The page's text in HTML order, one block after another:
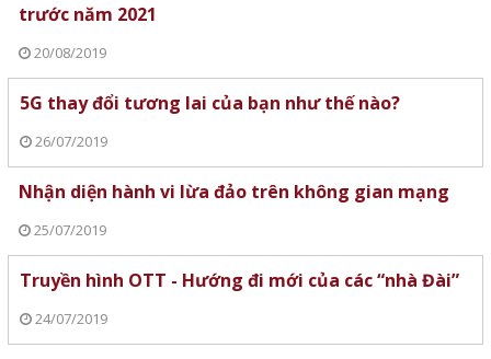
trước năm 2021
20/08/2019
5G thay đổi tương lai của bạn như thế nào?
26/07/2019
Nhận diện hành vi lừa đảo trên không gian mạng
25/07/2019
Truyền hình OTT - Hướng đi mới của các “nhà Đài”
24/07/2019